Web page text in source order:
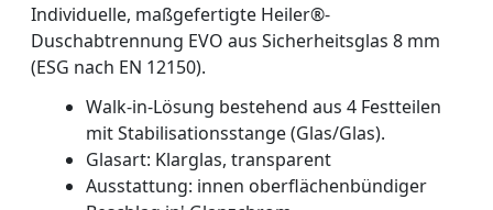
Individuelle, maßgefertigte Heiler®-
Duschabtrennung EVO aus Sicherheitsglas 8 mm
(ESG nach EN 12150).
Walk-in-Lösung bestehend aus 4 Festteilen
mit Stabilisationsstange (Glas/Glas).
Glasart: Klarglas, transparent
Ausstattung: innen oberflächenbündiger